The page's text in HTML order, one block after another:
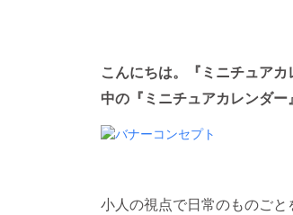
こんにちは。『ミニチュア
中の『ミニチュアカレンダー
小人の視点で日常のものごと